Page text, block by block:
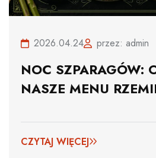
2026.04.24 przez: admin
NOC SZPARAGÓW:
NASZE MENU
CZYTAJ WIĘCEJ